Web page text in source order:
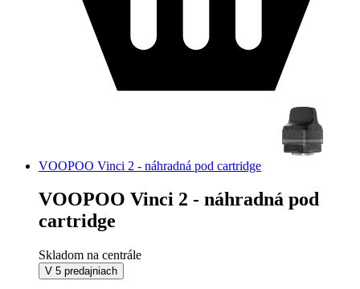
VOOPOO Vinci 2 - náhradná pod cartridge
VOOPOO Vinci 2 - náhradná pod
cartridge
Skladom na centrále
V 5 predajniach